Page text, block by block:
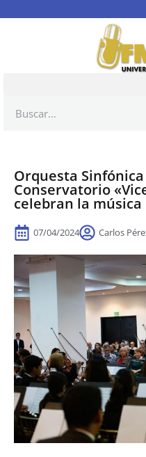
Orquesta
Conservatorio
celebran la música
07/04/2024 Carlos